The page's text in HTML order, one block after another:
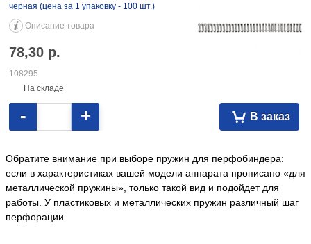
черная (цена за 1 упаковку - 100 шт.)
Описание товара
78,30 р.
108295
На складе
В заказ
- +
Обратите внимание при выборе пружин для перфобиндера:
если в характеристиках вашей модели аппарата прописано «для
металлической пружины», только такой вид и подойдет для
работы. У пластиковых и металлических пружин различный шаг
перфорации.